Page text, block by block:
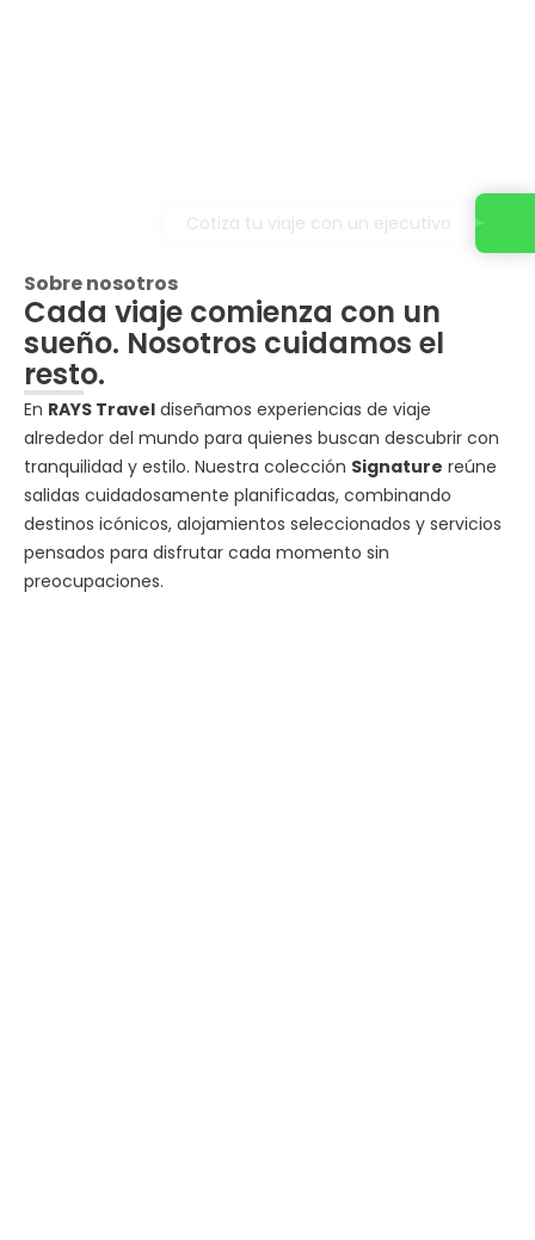
Sobre nosotros
Cada viaje comienza con un
sueño. Nosotros cuidamos el
resto.
En RAYS Travel diseñamos experiencias de viaje
alrededor del mundo para quienes buscan descubrir con
tranquilidad y estilo. Nuestra colección Signature reúne
salidas cuidadosamente planificadas, combinando
destinos icónicos, alojamientos seleccionados y servicios
pensados para disfrutar cada momento sin
preocupaciones.
Cotiza tu viaje con un ejecutivo